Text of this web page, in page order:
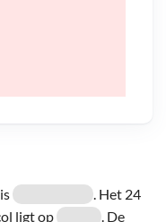
. Het 24
ligt op
. De